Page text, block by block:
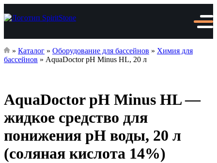
» Каталог » Оборудование для бассейнов » Химия для
бассейнов » AquaDoctor pH Minus HL, 20 л
AquaDoctor pH Minus HL —
жидкое средство для
понижения pH воды, 20 л
(соляная кислота 14%)